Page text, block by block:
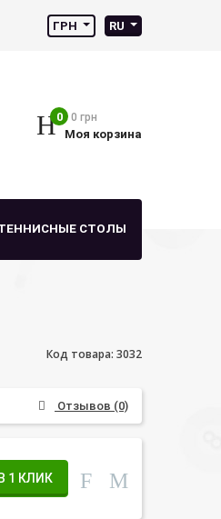
ГРН RU
0 0 грн
Моя корзина
СТОЛЫ
Код товара: 3032
Отзывов (0)
1 КЛИК